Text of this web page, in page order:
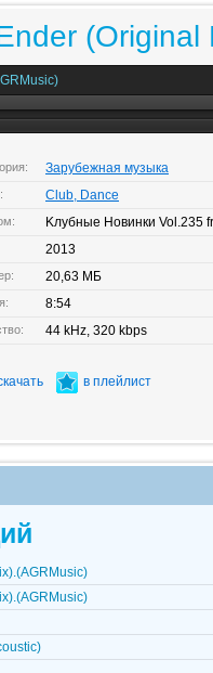
(Original
Зарубежная музыка
Club, Dance
Kлубные Новинки Vol.235
2013
20,63 МБ
8:54
44 kHz, 320 kbps
в плейлист